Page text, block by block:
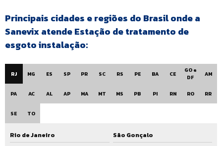
Ete compacta preço
Ete compacta residencial
Ete compacta valor
Ete preço
Ete valor
Principais cidades e regiões do Brasil onde a
Sanevix atende Estação de tratamento de
esgoto instalação:
RJ MG ES SP PR SC RS PE BA CE
GO e
DF
AM
PA AC AL AP MA MT MS PB PI RN RO RR
SE TO
Rio de Janeiro
São Gonçalo